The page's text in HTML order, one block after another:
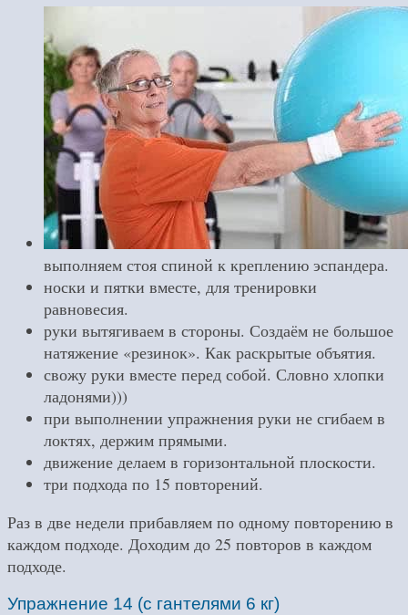
выполняем стоя спиной к креплению эспандера.
носки и пятки вместе, для тренировки
равновесия.
руки вытягиваем в стороны. Создаём не большое
натяжение «резинок». Как раскрытые объятия.
свожу руки вместе перед собой. Словно хлопки
ладонями)))
при выполнении упражнения руки не сгибаем в
локтях, держим прямыми.
движение делаем в горизонтальной плоскости.
три подхода по 15 повторений.
Раз в две недели прибавляем по одному повторению в
каждом подходе. Доходим до 25 повторов в каждом
подходе.
Упражнение 14 (с гантелями 6 кг)